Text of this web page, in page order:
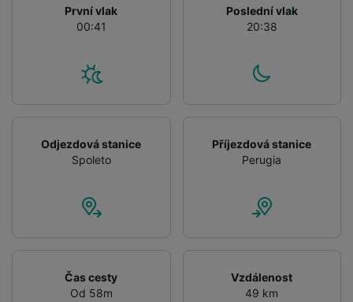
První vlak
00:41
Poslední vlak
20:38
Odjezdová stanice
Spoleto
Příjezdová stanice
Perugia
Čas cesty
Od 58m
Vzdálenost
49 km
advertising and content measurement,
audience research and services development.